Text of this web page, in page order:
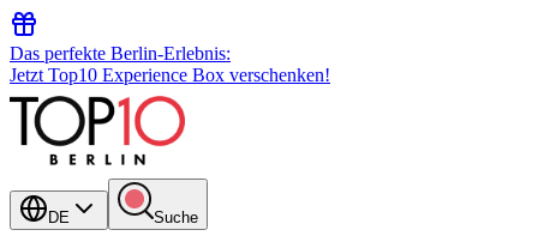
Das perfekte Berlin-Erlebnis:
Jetzt Top10 Experience Box verschenken!
DE Suche